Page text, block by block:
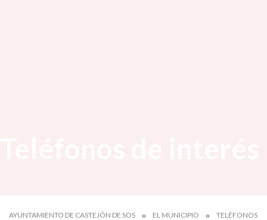
AYUNTAMIENTO DE CASTEJÓN DE SOS EL MUNICIPIO TELÉFONOS